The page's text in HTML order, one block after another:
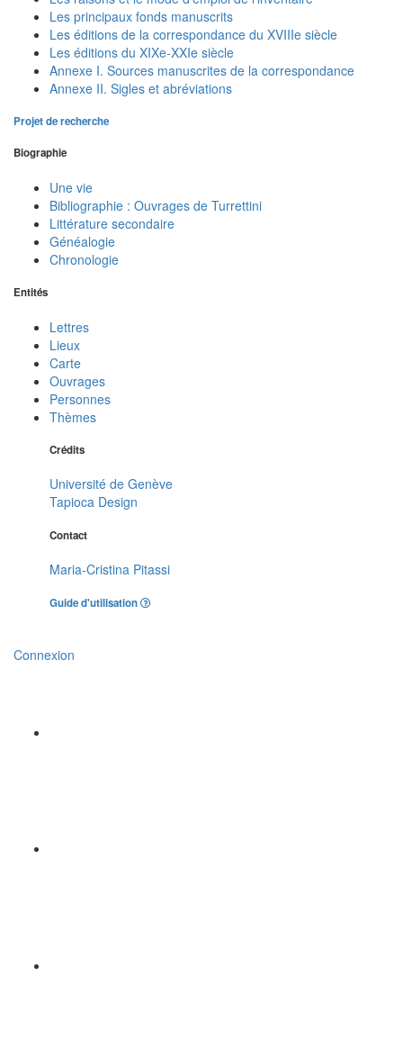
Les principaux fonds manuscrits
Les éditions de la correspondance du XVIIIe siècle
Les éditions du XIXe-XXIe siècle
Annexe I. Sources manuscrites de la correspondance
Annexe II. Sigles et abréviations
Projet de recherche
Biographie
Une vie
Bibliographie : Ouvrages de Turrettini
Littérature secondaire
Généalogie
Chronologie
Entités
Lettres
Lieux
Carte
Ouvrages
Personnes
Thèmes
Crédits
Université de Genève
Tapioca Design
Contact
Maria-Cristina Pitassi
Guide d'utilisation
Connexion